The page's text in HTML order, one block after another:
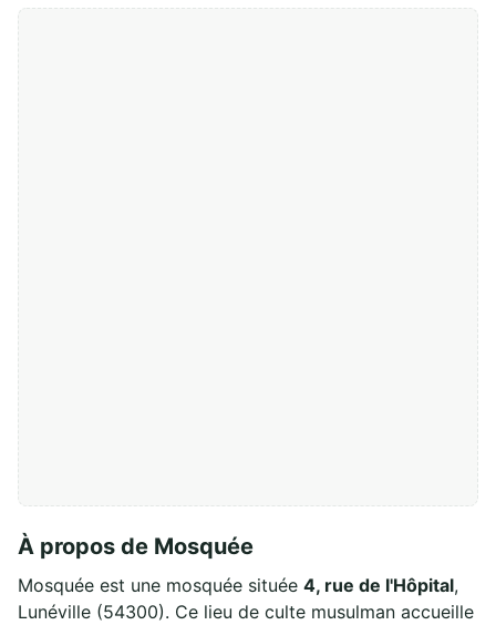
À propos de Mosquée
Mosquée est une mosquée située 4, rue de l'Hôpital,
Lunéville (54300). Ce lieu de culte musulman accueille